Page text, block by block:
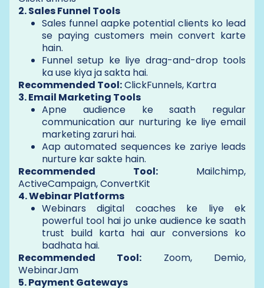
2. Sales Funnel Tools
Sales funnel aapke potential clients ko lead
se paying customers mein convert karte
hain.
Funnel setup ke liye drag-and-drop tools
ka use kiya ja sakta hai.
Recommended Tool:ClickFunnels, Kartra
3. Email Marketing Tools
Apne audience ke saath regular
communication aur nurturing ke liye email
marketing zaruri hai.
Aap automated sequences ke zariye leads
nurture kar sakte hain.
Recommended Tool: Mailchimp,
ActiveCampaign, ConvertKit
4. Webinar Platforms
Webinars digital coaches ke liye ek
powerful tool hai jo unke audience ke saath
trust build karta hai aur conversions ko
badhata hai.
Recommended Tool: Zoom, Demio,
WebinarJam
5. Payment Gateways